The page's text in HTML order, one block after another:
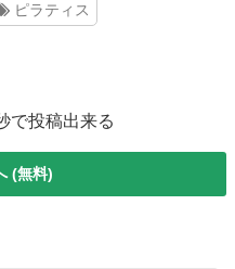
ピラティス
で投稿出来る
(無料)